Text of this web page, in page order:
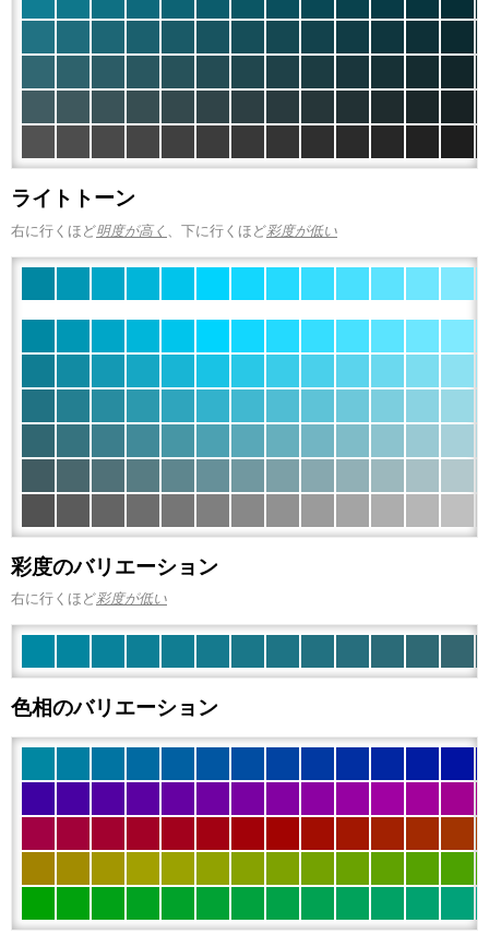
ライトトーン
右に行くほど明度が高く 、下に行くほど彩度が低い
彩度のバリエーション
右に行くほど彩度が低い
色相のバリエーション